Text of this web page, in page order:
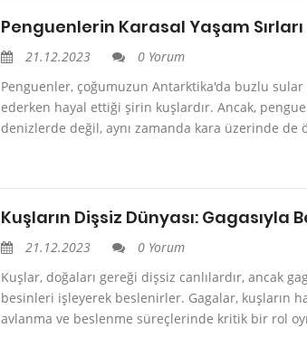
Penguenlerin Karasal Yaşam Sırları
21.12.2023
0 Yorum
Penguenler, çoğumuzun Antarktika'da buzlu sular
ederken hayal ettiği şirin kuşlardır. Ancak,
denizlerde değil, aynı zamanda kara üzerinde de
Kuşların Dişsiz Dünyası: Gagasıyla
21.12.2023
0 Yorum
Kuşlar, doğaları gereği dişsiz canlılardır, ancak
besinleri işleyerek beslenirler. Gagalar, kuşların
avlanma ve beslenme süreçlerinde kritik bir rol